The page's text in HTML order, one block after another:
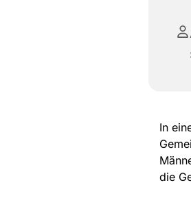
In
die